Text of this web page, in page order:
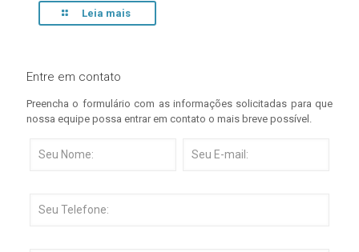
Leia mais
Entre em contato
Preencha o formulário com as informações solicitadas para que
nossa equipe possa entrar em contato o mais breve possível.